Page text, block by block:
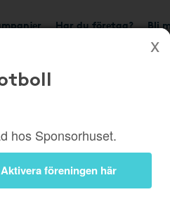
Har du företag? Bli
hos Sponsorhuset.
Aktivera föreningen här
Information